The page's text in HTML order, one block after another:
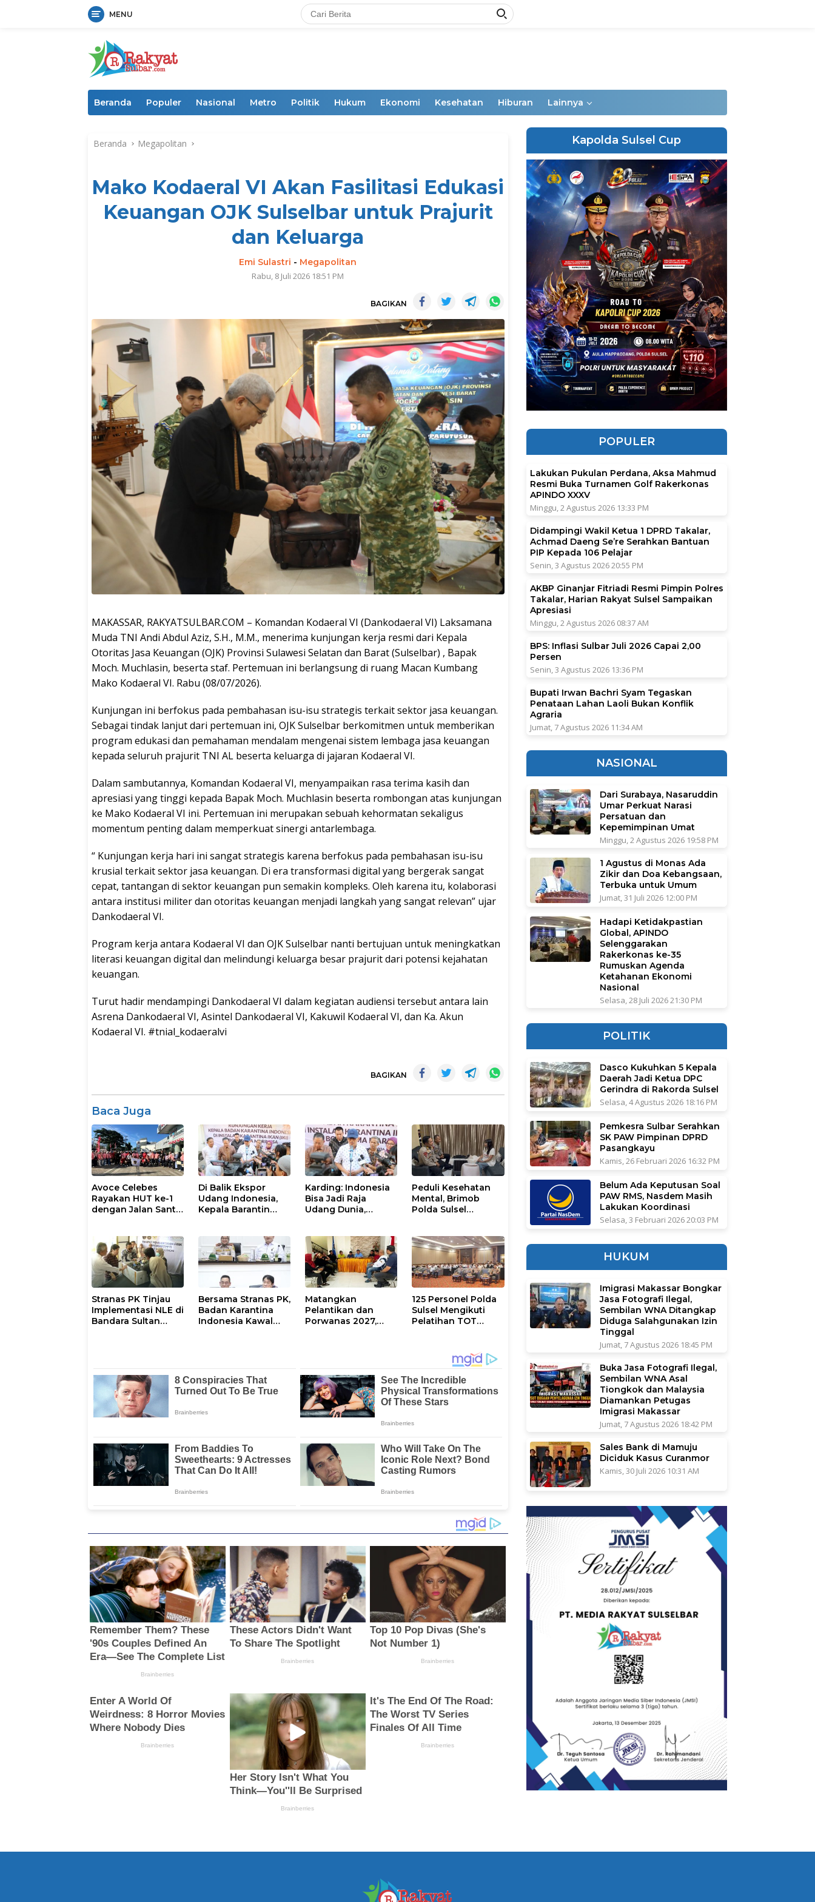
MENU
Beranda Populer Nasional Metro Politik Hukum Ekonomi Kesehatan Hiburan Lainnya
Beranda Megapolitan
Mako Kodaeral VI Akan Fasilitasi Edukasi
Keuangan OJK Sulselbar untuk Prajurit
dan Keluarga
Emi Sulastri - Megapolitan
Rabu, 8 Juli 2026 18:51 PM
BAGIKAN
MAKASSAR, RAKYATSULBAR.COM – Komandan Kodaeral VI (Dankodaeral VI) Laksamana
Muda TNI Andi Abdul Aziz, S.H., M.M., menerima kunjungan kerja resmi dari Kepala
Otoritas Jasa Keuangan (OJK) Provinsi Sulawesi Selatan dan Barat (Sulselbar) , Bapak
Moch. Muchlasin, beserta staf. Pertemuan ini berlangsung di ruang Macan Kumbang
Mako Kodaeral VI. Rabu (08/07/2026).
Kunjungan ini berfokus pada pembahasan isu-isu strategis terkait sektor jasa keuangan.
Sebagai tindak lanjut dari pertemuan ini, OJK Sulselbar berkomitmen untuk memberikan
program edukasi dan pemahaman mendalam mengenai sistem lembaga jasa keuangan
kepada seluruh prajurit TNI AL beserta keluarga di jajaran Kodaeral VI.
Dalam sambutannya, Komandan Kodaeral VI, menyampaikan rasa terima kasih dan
apresiasi yang tinggi kepada Bapak Moch. Muchlasin beserta rombongan atas kunjungan
ke Mako Kodaeral VI ini. Pertemuan ini merupakan sebuah kehormatan sekaligus
momentum penting dalam memperkuat sinergi antarlembaga.
“ Kunjungan kerja hari ini sangat strategis karena berfokus pada pembahasan isu-isu
krusial terkait sektor jasa keuangan. Di era transformasi digital yang bergerak sangat
cepat, tantangan di sektor keuangan pun semakin kompleks. Oleh karena itu, kolaborasi
antara institusi militer dan otoritas keuangan menjadi langkah yang sangat relevan” ujar
Dankodaeral VI.
Program kerja antara Kodaeral VI dan OJK Sulselbar nanti bertujuan untuk meningkatkan
literasi keuangan digital dan melindungi keluarga besar prajurit dari potensi kejahatan
keuangan.
Turut hadir mendampingi Dankodaeral VI dalam kegiatan audiensi tersebut antara lain
Asrena Dankodaeral VI, Asintel Dankodaeral VI, Kakuwil Kodaeral VI, dan Ka. Akun
Kodaeral VI. #tnial_kodaeralvi
BAGIKAN
Baca Juga
Avoce Celebes
Rayakan HUT ke-1
dengan Jalan Santai
Di Balik Ekspor
Udang Indonesia,
Kepala Barantin
Optimal
Karding: Indonesia
Bisa Jadi Raja
Udang Dunia,
Peduli Kesehatan
Mental, Brimob
Polda Sulsel
Layanan Psikolog
dan Psikiater
Stranas PK Tinjau
Implementasi NLE di
Bandara Sultan
Bersama Stranas PK,
Badan Karantina
Indonesia Kawal
Matangkan
Pelantikan dan
Porwanas 2027,
125 Personel Polda
Sulsel Mengikuti
Pelatihan TOT
Kapolda Sulsel Cup
POPULER
Lakukan Pukulan Perdana, Aksa Mahmud
Resmi Buka Turnamen Golf Rakerkonas
APINDO XXXV
Minggu, 2 Agustus 2026 13:33 PM
Didampingi Wakil Ketua 1 DPRD Takalar,
Achmad Daeng Se’re Serahkan Bantuan
PIP Kepada 106 Pelajar
Senin, 3 Agustus 2026 20:55 PM
AKBP Ginanjar Fitriadi Resmi Pimpin Polres
Takalar, Harian Rakyat Sulsel Sampaikan
Apresiasi
Minggu, 2 Agustus 2026 08:37 AM
BPS: Inflasi Sulbar Juli 2026 Capai 2,00
Persen
Senin, 3 Agustus 2026 13:36 PM
Bupati Irwan Bachri Syam Tegaskan
Penataan Lahan Laoli Bukan Konflik
Agraria
Jumat, 7 Agustus 2026 11:34 AM
NASIONAL
Dari Surabaya, Nasaruddin
Umar Perkuat Narasi
Persatuan dan
Kepemimpinan Umat
Minggu, 2 Agustus 2026 19:58 PM
1 Agustus di Monas Ada
Zikir dan Doa Kebangsaan,
Terbuka untuk Umum
Jumat, 31 Juli 2026 12:00 PM
Hadapi Ketidakpastian
Global, APINDO
Selenggarakan
Rakerkonas ke-35
Rumuskan Agenda
Ketahanan Ekonomi
Nasional
Selasa, 28 Juli 2026 21:30 PM
POLITIK
Dasco Kukuhkan 5 Kepala
Daerah Jadi Ketua DPC
Gerindra di Rakorda Sulsel
Selasa, 4 Agustus 2026 18:16 PM
Pemkesra Sulbar Serahkan
SK PAW Pimpinan DPRD
Pasangkayu
Kamis, 26 Februari 2026 16:32 PM
Belum Ada Keputusan Soal
PAW RMS, Nasdem Masih
Lakukan Koordinasi
Selasa, 3 Februari 2026 20:03 PM
HUKUM
Imigrasi Makassar Bongkar
Jasa Fotografi Ilegal,
Sembilan WNA Ditangkap
Diduga Salahgunakan Izin
Tinggal
Jumat, 7 Agustus 2026 18:45 PM
Buka Jasa Fotografi Ilegal,
Sembilan WNA Asal
Tiongkok dan Malaysia
Diamankan Petugas
Imigrasi Makassar
Jumat, 7 Agustus 2026 18:42 PM
Sales Bank di Mamuju
Diciduk Kasus Curanmor
Kamis, 30 Juli 2026 10:31 AM